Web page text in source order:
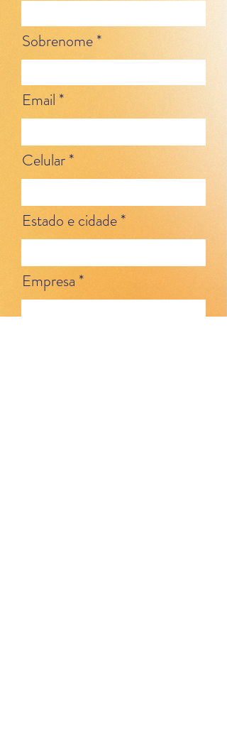
Sobrenome
Email
Celular
Estado e cidade
Empresa